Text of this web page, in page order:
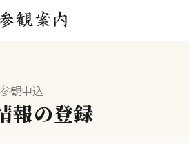
観申込
報の登録